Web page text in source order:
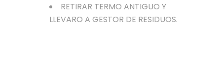
RETIRAR TERMO ANTIGUO Y
LLEVARO A GESTOR DE RESIDUOS.